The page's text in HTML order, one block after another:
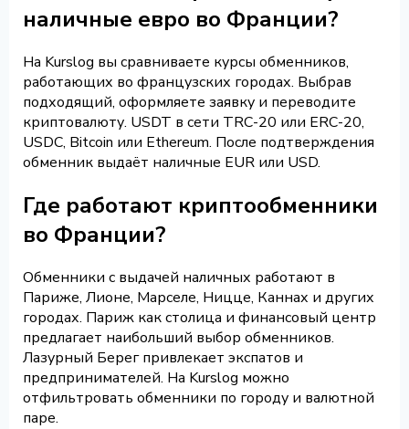
наличные евро во Франции?
На Kurslog вы сравниваете курсы обменников,
работающих во французских городах. Выбрав
подходящий, оформляете заявку и переводите
криптовалюту. USDT в сети TRC-20 или ERC-20,
USDC, Bitcoin или Ethereum. После подтверждения
обменник выдаёт наличные EUR или USD.
Где работают криптообменники
во Франции?
Обменники с выдачей наличных работают в
Париже, Лионе, Марселе, Ницце, Каннах и других
городах. Париж как столица и финансовый центр
предлагает наибольший выбор обменников.
Лазурный Берег привлекает экспатов и
предпринимателей. На Kurslog можно
отфильтровать обменники по городу и валютной
паре.